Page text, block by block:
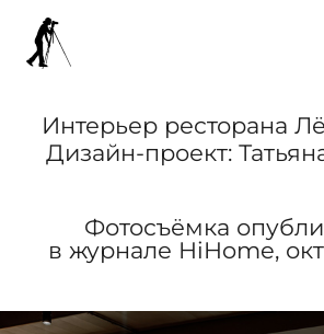
Интерьер ресторана
Дизайн-проект:
Фотосъёмка
в журнале HiHome,